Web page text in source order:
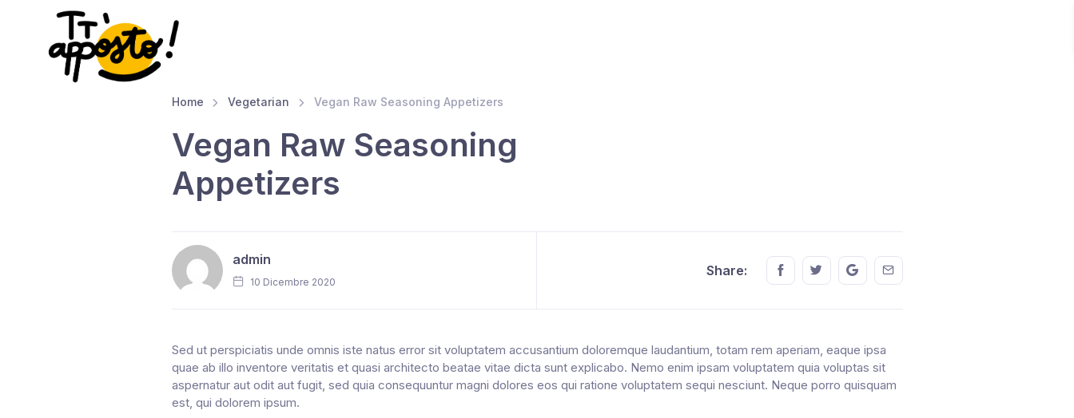
Home Vegetarian Vegan Raw Seasoning Appetizers
Vegan Raw Seasoning
Appetizers
admin
10 Dicembre 2020
Share: Share this on FaceBook
Share this on Twitter
Share this on GMail
Share this on EMail
Sed ut perspiciatis unde omnis iste natus error sit voluptatem accusantium doloremque laudantium, totam rem aperiam, eaque ipsa
quae ab illo inventore veritatis et quasi architecto beatae vitae dicta sunt explicabo. Nemo enim ipsam voluptatem quia voluptas sit
aspernatur aut odit aut fugit, sed quia consequuntur magni dolores eos qui ratione voluptatem sequi nesciunt. Neque porro quisquam
est, qui dolorem ipsum.